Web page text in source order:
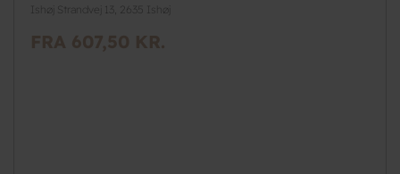
Ishøj Strandvej 13, 2635 Ishøj
FRA 607,50 KR.